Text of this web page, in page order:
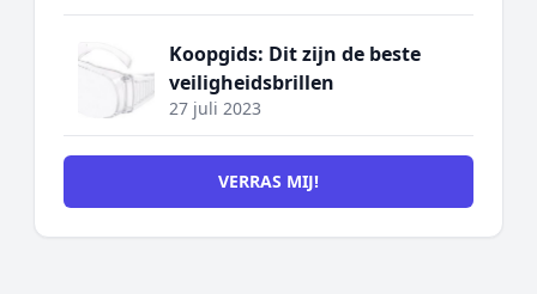
Koopgids: Dit zijn de beste
veiligheidsbrillen
27 juli 2023
VERRAS MIJ!